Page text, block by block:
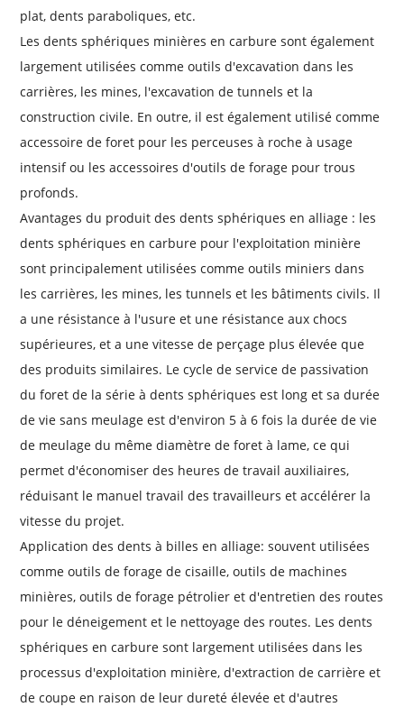
plat, dents paraboliques, etc.
Les dents sphériques minières en carbure sont également
largement utilisées comme outils d'excavation dans les
carrières, les mines, l'excavation de tunnels et la
construction civile. En outre, il est également utilisé comme
accessoire de foret pour les perceuses à roche à usage
intensif ou les accessoires d'outils de forage pour trous
profonds.
Avantages du produit des dents sphériques en alliage : les
dents sphériques en carbure pour l'exploitation minière
sont principalement utilisées comme outils miniers dans
les carrières, les mines, les tunnels et les bâtiments civils. Il
a une résistance à l'usure et une résistance aux chocs
supérieures, et a une vitesse de perçage plus élevée que
des produits similaires. Le cycle de service de passivation
du foret de la série à dents sphériques est long et sa durée
de vie sans meulage est d'environ 5 à 6 fois la durée de vie
de meulage du même diamètre de foret à lame, ce qui
permet d'économiser des heures de travail auxiliaires,
réduisant le manuel travail des travailleurs et accélérer la
vitesse du projet.
Application des dents à billes en alliage: souvent utilisées
comme outils de forage de cisaille, outils de machines
minières, outils de forage pétrolier et d'entretien des routes
pour le déneigement et le nettoyage des routes. Les dents
sphériques en carbure sont largement utilisées dans les
processus d'exploitation minière, d'extraction de carrière et
de coupe en raison de leur dureté élevée et d'autres